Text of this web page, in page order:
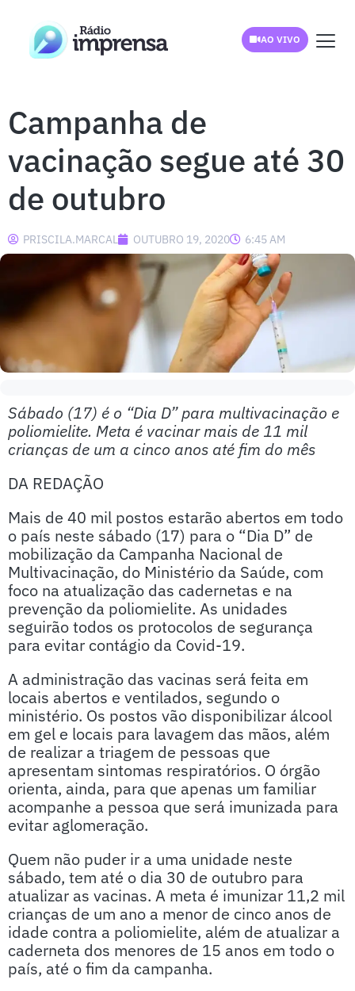
AO VIVO
Campanha de
vacinação segue até 30
de outubro
PRISCILA.MARCAL OUTUBRO 19, 2020 6:45 AM
Sábado (17) é o “Dia D” para multivacinação e
poliomielite. Meta é vacinar mais de 11 mil
crianças de um a cinco anos até fim do mês
DA REDAÇÃO
Mais de 40 mil postos estarão abertos em todo
o país neste sábado (17) para o “Dia D” de
mobilização da Campanha Nacional de
Multivacinação, do Ministério da Saúde, com
foco na atualização das cadernetas e na
prevenção da poliomielite. As unidades
seguirão todos os protocolos de segurança
para evitar contágio da Covid-19.
A administração das vacinas será feita em
locais abertos e ventilados, segundo o
ministério. Os postos vão disponibilizar álcool
em gel e locais para lavagem das mãos, além
de realizar a triagem de pessoas que
apresentam sintomas respiratórios. O órgão
orienta, ainda, para que apenas um familiar
acompanhe a pessoa que será imunizada para
evitar aglomeração.
Quem não puder ir a uma unidade neste
sábado, tem até o dia 30 de outubro para
atualizar as vacinas. A meta é imunizar 11,2 mil
crianças de um ano a menor de cinco anos de
idade contra a poliomielite, além de atualizar a
caderneta dos menores de 15 anos em todo o
país, até o fim da campanha.